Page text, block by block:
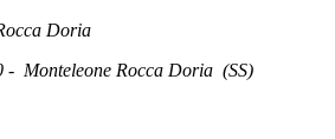
Doria
- Monteleone Rocca Doria (SS)